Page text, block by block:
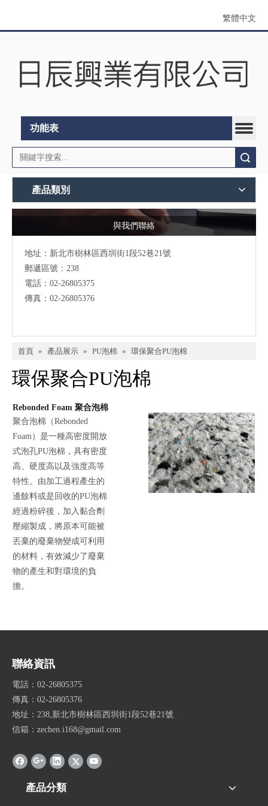
繁體中文
功能表
產品類別
與我們聯絡
地址： 新北市樹林區西圳街1段52巷21號
郵遞區號：238
電話：02-26805375
傳真：02-26805376
首頁 » 產品展示 » PU泡棉 » 環保聚合PU泡棉
環保聚合PU泡棉
Rebonded Foam 聚合泡棉
聚合泡棉（Rebonded
Foam）是一種高密度開放
式泡孔PU泡棉，具有密度
高、硬度高以及強度高等
特性。由加工過程產生的
邊餘料或是回收的PU泡棉
經過粉碎後，加入黏合劑
壓縮製成，將原本可能被
丟棄的廢棄物變成可利用
的材料，有效減少了廢棄
物的產生和對環境的負
擔。
聯絡資訊
電話：02-26805375
傳真：02-26805376
地址：238,新北市樹林區西圳街1段52巷21號
信箱：zechen.i168@gmail.com
產品分類